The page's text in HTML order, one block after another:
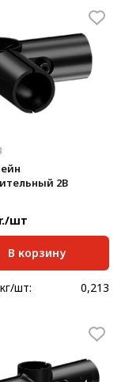
2В
шт
В корзину
шт: 0,213